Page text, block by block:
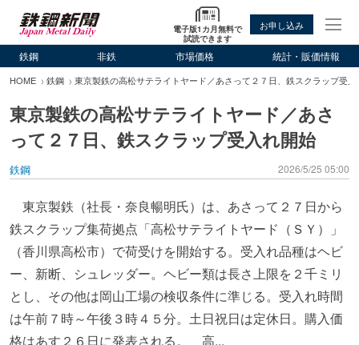
電子版1カ月無料で
試読できます
お申し込み
鉄鋼 非鉄 市場価格 統計・販価情報
HOME 鉄鋼 東京製鉄の高松サテライトヤード／あさって２７日、鉄スクラップ受
東京製鉄の高松サテライトヤード／あさ
って２７日、鉄スクラップ受入れ開始
鉄鋼 2026/5/25 05:00
東京製鉄（社長・奈良暢明氏）は、あさって２７日から
鉄スクラップ集荷拠点「高松サテライトヤード（ＳＹ）」
（香川県高松市）で荷受けを開始する。受入れ品種はヘビ
ー、新断、シュレッダー。ヘビー類は長さ上限を２千ミリ
とし、その他は岡山工場の検収条件に準じる。受入れ時間
は午前７時～午後３時４５分。土日祝日は定休日。購入価
格はあす２６日に発表される。 高...